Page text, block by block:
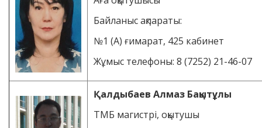
Байланыс ақпараты:
№1 (А) ғимарат, 425 кабинет
Жұмыс телефоны: 8 (7252) 21-46-07
Қалдыбаев Алмаз Бақытұлы
ТМБ магистрі, оқытушы